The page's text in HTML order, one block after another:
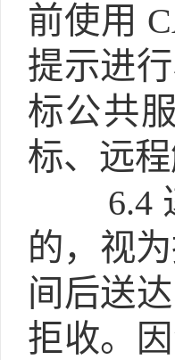
前使用
提示进
标公共
标、远
6.4
的，视
间后送
拒收。